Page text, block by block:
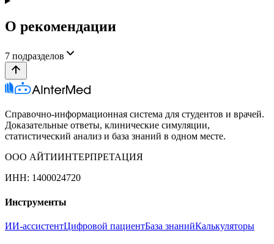
О рекомендации
7 подразделов
Справочно-информационная система для студентов и врачей.
Доказательные ответы, клинические симуляции,
статистический анализ и база знаний в одном месте.
ООО АЙТИИНТЕРПРЕТАЦИЯ
ИНН: 1400024720
Инструменты
ИИ-ассистентЦифровой пациентБаза знанийКалькуляторы